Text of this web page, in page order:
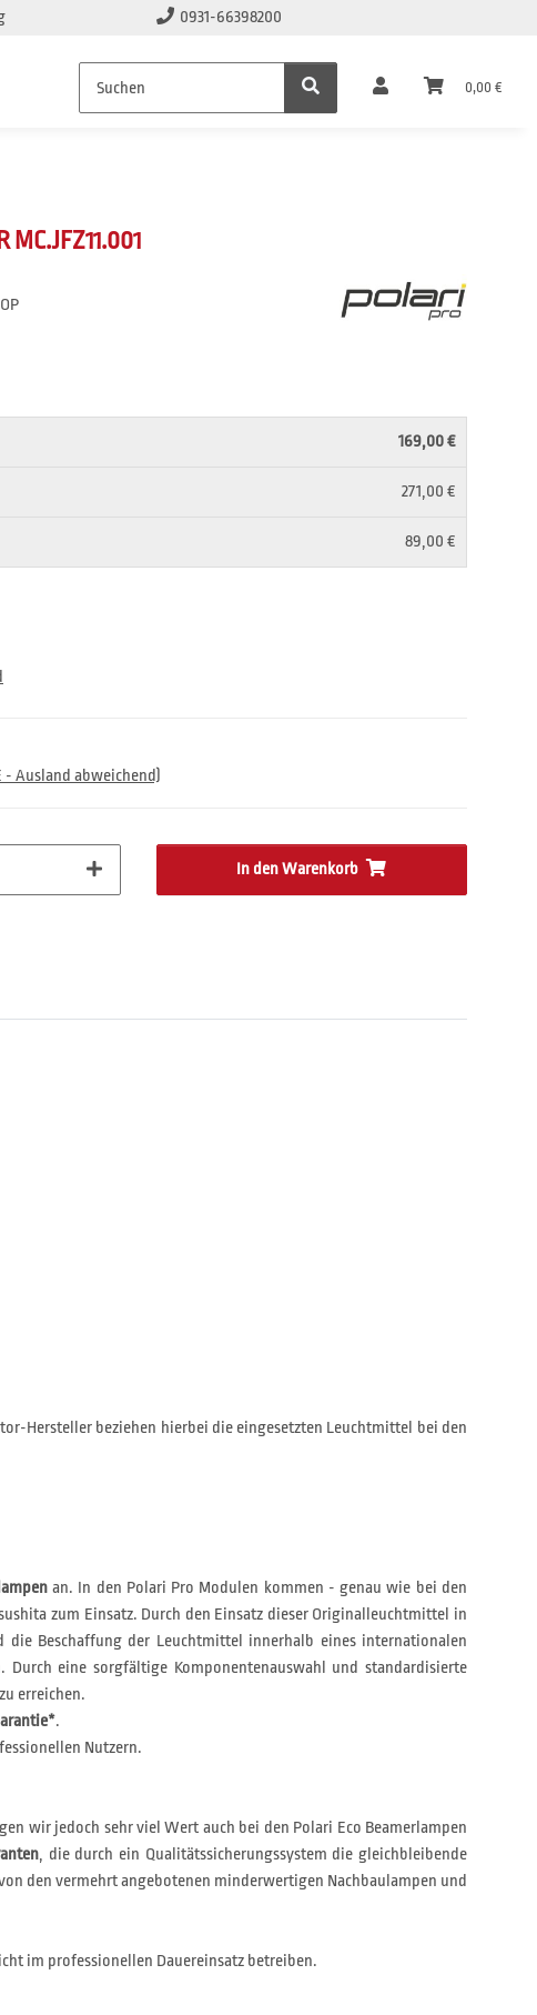
0931-66398200
0,00 €
169,00 €
271,00 €
89,00 €
- Ausland abweichend)
In den Warenkorb
Hersteller beziehen hierbei die eingesetzten Leuchtmittel bei den
an. In den Polari Pro Modulen kommen - genau wie bei den
zum Einsatz. Durch den Einsatz dieser Originalleuchtmittel in
Beschaffung der Leuchtmittel innerhalb eines internationalen
Durch eine sorgfältige Komponentenauswahl und standardisierte
erreichen.
.
Nutzern.
wir jedoch sehr viel Wert auch bei den Polari Eco Beamerlampen
, die durch ein Qualitätssicherungssystem die gleichbleibende
den vermehrt angebotenen minderwertigen Nachbaulampen und
im professionellen Dauereinsatz betreiben.